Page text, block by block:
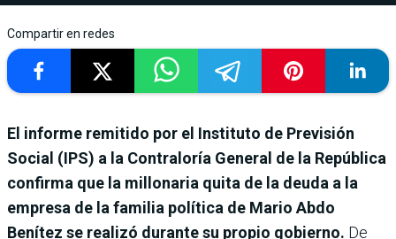
Compartir en redes
El informe remitido por el Instituto de Previsión
Social (IPS) a la Contraloría General de la República
confirma que la millonaria quita de la deuda a la
empresa de la familia política de Mario Abdo
Benítez se realizó durante su propio gobierno. De